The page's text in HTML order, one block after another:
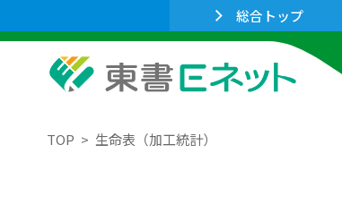
総合トップ
TOP 生命表（加工統計）